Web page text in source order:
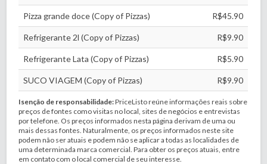
Pizza grande doce (Copy of Pizzas) R$45.90
Refrigerante 2l (Copy of Pizzas) R$9.90
Refrigerante Lata (Copy of Pizzas) R$5.90
SUCO VIAGEM (Copy of Pizzas) R$9.90
Isenção de responsabilidade:PriceListo reúne informações reais sobre
preços de fontes como visitas no local, sites de negócios e entrevistas
por telefone. Os preços informados nesta página derivam de uma ou
mais dessas fontes. Naturalmente, os preços informados neste site
podem não ser atuais e podem não se aplicar a todas as localidades de
uma determinada marca comercial. Para obter os preços atuais, entre
em contato com o local comercial de seu interesse.